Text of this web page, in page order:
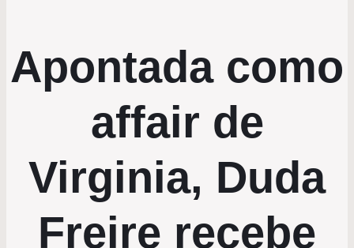
Apontada como
affair de
Virginia, Duda
Freire recebe